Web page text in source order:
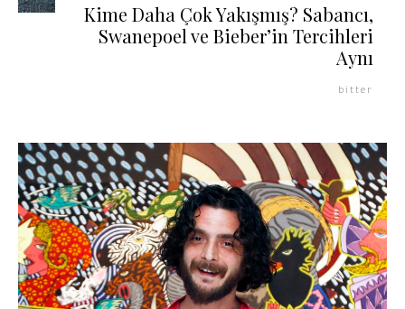
Kime Daha Çok Yakışmış? Sabancı,
Swanepoel ve Bieber’in Tercihleri
Aynı
bitter